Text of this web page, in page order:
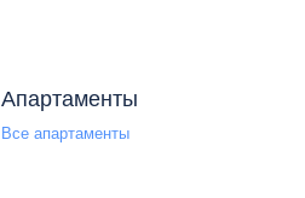
Апартаменты
Все апартаменты